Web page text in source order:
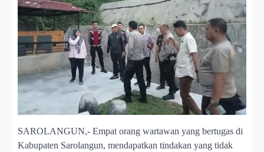
SAROLANGUN,- Empat orang wartawan yang bertugas di
Kabupaten Sarolangun, mendapatkan tindakan yang tidak